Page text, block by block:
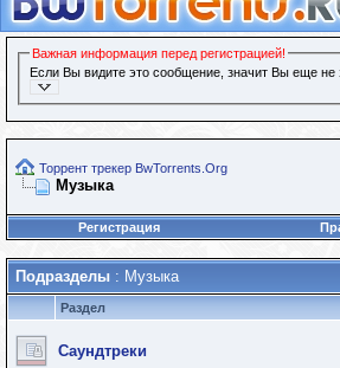
Важная информация перед регистрацией!
Если Вы видите это сообщение, значит Вы еще не
Торрент трекер BwTorrents.Org
Музыка
Регистрация
Подразделы : Музыка
Раздел
Саундтреки